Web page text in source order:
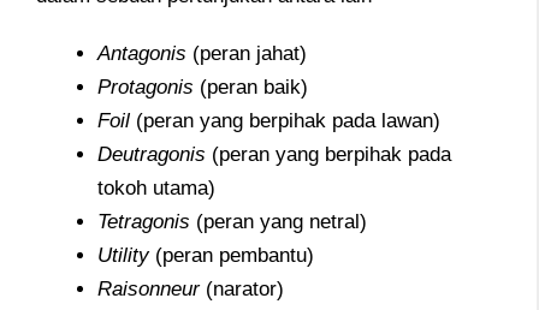
Antagonis (peran jahat)
Protagonis (peran baik)
Foil (peran yang berpihak pada lawan)
Deutragonis (peran yang berpihak pada
tokoh utama)
Tetragonis (peran yang netral)
Utility(peran pembantu)
Raisonneur(narator)